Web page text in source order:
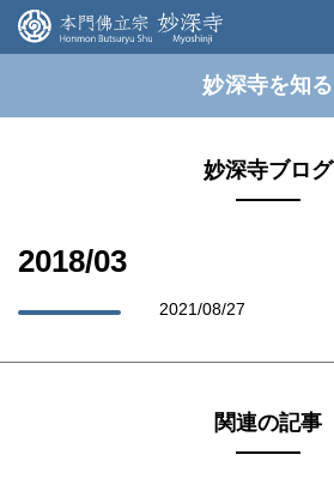
妙深寺を知る
妙深寺ブログ
2018/03
2021/08/27
関連の記事